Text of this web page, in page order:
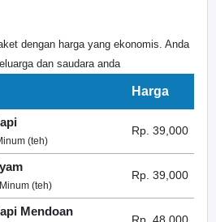
dengan harga yang ekonomis. Anda
dan saudara anda
Harga
(teh)
Rp. 39,000
(teh)
Rp. 39,000
Mendoan